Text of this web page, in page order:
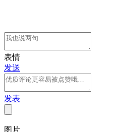
表情
发送
发表
图片